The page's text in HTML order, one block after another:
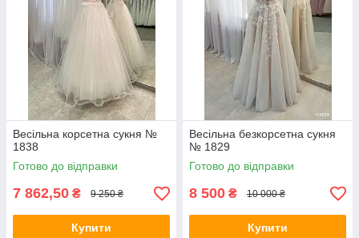
Весільна корсетна сукня №
1838
Готово до відправки
7 862,50 ₴ 9 250 ₴
Купити
Весільна безкорсетна сукня
№ 1829
Готово до відправки
8 500 ₴ 10 000 ₴
Купити